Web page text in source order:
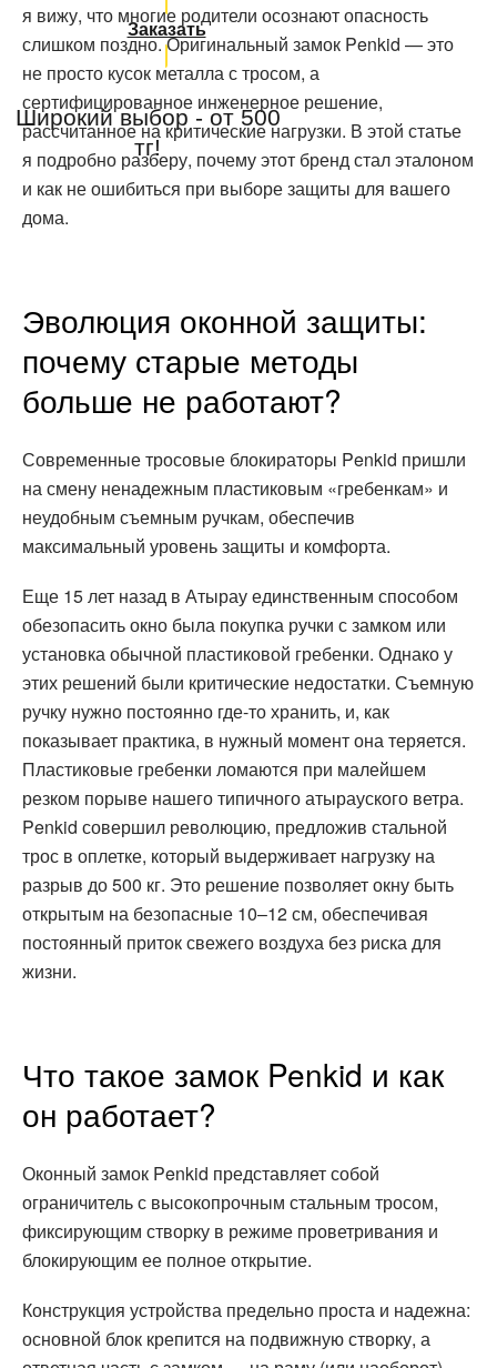
Заказать
Широкий выбор - от 500
тг!
я вижу, что многие родители осознают опасность
слишком поздно. Оригинальный замок Penkid — это
не просто кусок металла с тросом, а
сертифицированное инженерное решение,
рассчитанное на критические нагрузки. В этой статье
я подробно разберу, почему этот бренд стал эталоном
и как не ошибиться при выборе защиты для вашего
дома.
Эволюция оконной защиты:
почему старые методы
больше не работают?
Современные тросовые блокираторы Penkid пришли
на смену ненадежным пластиковым «гребенкам» и
неудобным съемным ручкам, обеспечив
максимальный уровень защиты и комфорта.
Еще 15 лет назад в Атырау единственным способом
обезопасить окно была покупка ручки с замком или
установка обычной пластиковой гребенки. Однако у
этих решений были критические недостатки. Съемную
ручку нужно постоянно где-то хранить, и, как
показывает практика, в нужный момент она теряется.
Пластиковые гребенки ломаются при малейшем
резком порыве нашего типичного атырауского ветра.
Penkid совершил революцию, предложив стальной
трос в оплетке, который выдерживает нагрузку на
разрыв до 500 кг. Это решение позволяет окну быть
открытым на безопасные 10–12 см, обеспечивая
постоянный приток свежего воздуха без риска для
жизни.
Что такое замок Penkid и как
он работает?
Оконный замок Penkid представляет собой
ограничитель с высокопрочным стальным тросом,
фиксирующим створку в режиме проветривания и
блокирующим ее полное открытие.
Конструкция устройства предельно проста и надежна:
основной блок крепится на подвижную створку, а